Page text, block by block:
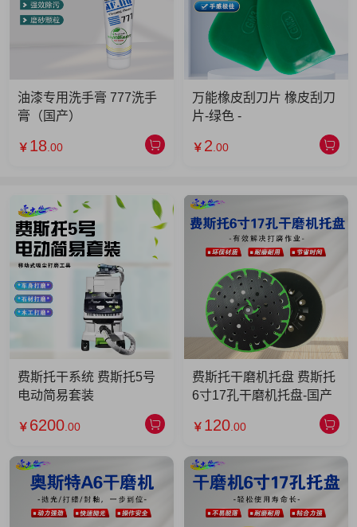
油漆专用洗手膏 777洗手
膏（国产）
￥ 18 .00
万能橡皮刮刀片 橡皮刮刀
片-绿色 -
￥ 2 .00
费斯托干系统 费斯托5号
电动简易套装
￥ 6200 .00
费斯托干磨机托盘 费斯托
6寸17孔干磨机托盘-国产
￥ 120 .00